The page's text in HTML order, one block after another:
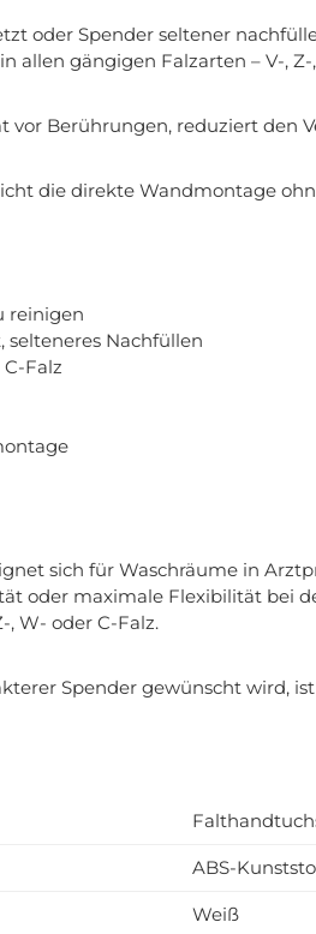
oder Spender seltener
allen gängigen Falzarten – V-,
Berührungen, reduziert den
die direkte Wandmontage
reinigen
selteneres Nachfüllen
Falz
sich für Waschräume in
oder maximale Flexibilität bei
W- oder C-Falz.
Spender gewünscht wird,
ABS-
Weiß